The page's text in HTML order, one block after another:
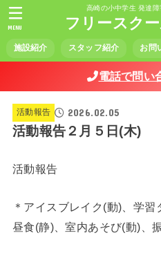
高崎の小中学生 発達
フリースク
施設紹介 スタッフ紹介 お問
MENU
電話で問い
活動報告 2026.02.05
活動報告２月５日(木)
活動報告
＊アイスブレイク(動)、学習
昼食(静)、室内あそび(動)、